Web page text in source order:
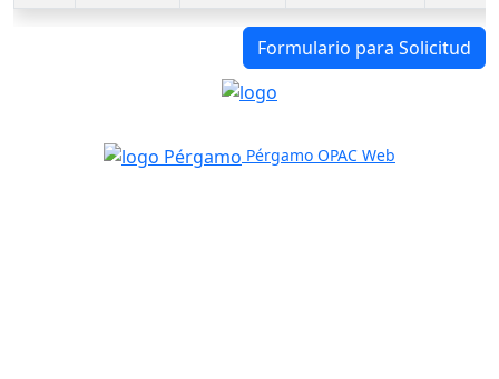
Formulario para Solicitud
Pérgamo OPAC Web